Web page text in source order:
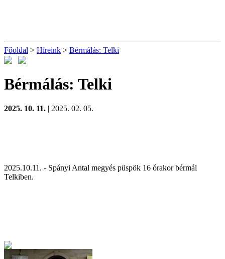
Főoldal > Híreink > Bérmálás: Telki
Bérmálás: Telki
2025. 10. 11. | 2025. 02. 05.
2025.10.11. - Spányi Antal megyés püspök 16 órakor bérmál
Telkiben.